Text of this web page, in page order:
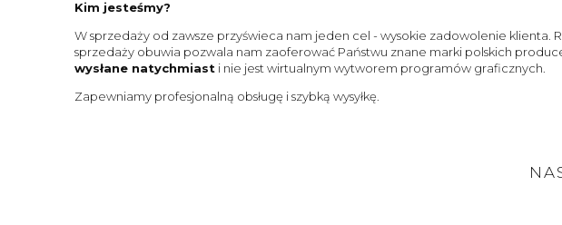
Kim jesteśmy?
W sprzedaży od zawsze przyświeca nam jeden cel - wysokie zadowolenie klienta.
sprzedaży obuwia pozwala nam zaoferować Państwu znane marki polskich
wysłane natychmiast i nie jest wirtualnym wytworem programów graficznych.
Zapewniamy profesjonalną obsługę i szybką wysyłkę.